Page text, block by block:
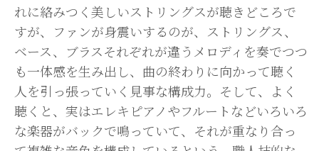
れに絡みつく美しいストリングスが聴きどころで
すが、ファンが身震いするのが、ストリングス、
ベース、ブラスそれぞれが違うメロディを奏でつつ
も一体感を生み出し、曲の終わりに向かって聴く
人を引っ張っていく見事な構成力。そして、よく
聴くと、実はエレキピアノやフルートなどいろいろ
な楽器がバックで鳴っていて、それが重なり合っ